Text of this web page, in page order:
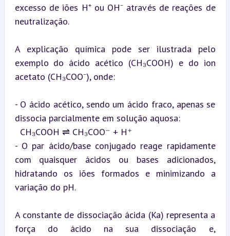
excesso de iões H⁺ ou OH⁻ através de reações de
neutralização.
A explicação química pode ser ilustrada pelo
exemplo do ácido acético (CH₃COOH) e do ion
acetato (CH₃COO⁻), onde:
- O ácido acético, sendo um ácido fraco, apenas se
dissocia parcialmente em solução aquosa:
- O par ácido/base conjugado reage rapidamente
com quaisquer ácidos ou bases adicionados,
hidratando os iões formados e minimizando a
variação do pH.
A constante de dissociação ácida (Ka) representa a
força do ácido na sua dissociação e,